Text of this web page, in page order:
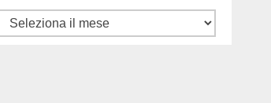
Tutti